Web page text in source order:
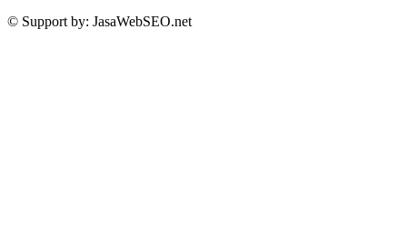
© Support by: JasaWebSEO.net